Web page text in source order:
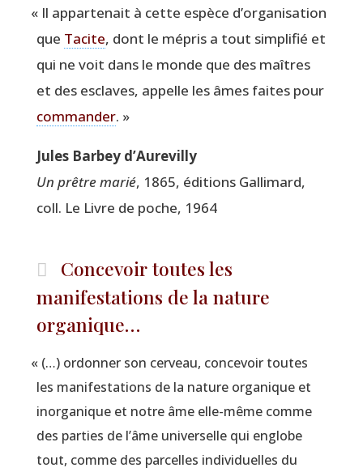
« Il appar­te­nait à cette espèce d’organisation
que Tacite, dont le mépris a tout sim­pli­fié et
qui ne voit dans le monde que des maîtres
et des esclaves, appelle les âmes faites pour
com­man­der. »
Jules Bar­bey d’Aurevilly
Un prêtre marié, 1865, édi­tions Gal­li­mard,
coll. Le Livre de poche, 1964
Concevoir toutes les
manifestations de la nature
organique…
« (…) ordon­ner son cer­veau, conce­voir toutes
les mani­fes­ta­tions de la natureorga­nique et
inor­ga­nique et notre âmeelle-même comme
des par­ties de l’âme uni­ver­selle qui englobe
tout, comme des par­celles indi­vi­duelles du